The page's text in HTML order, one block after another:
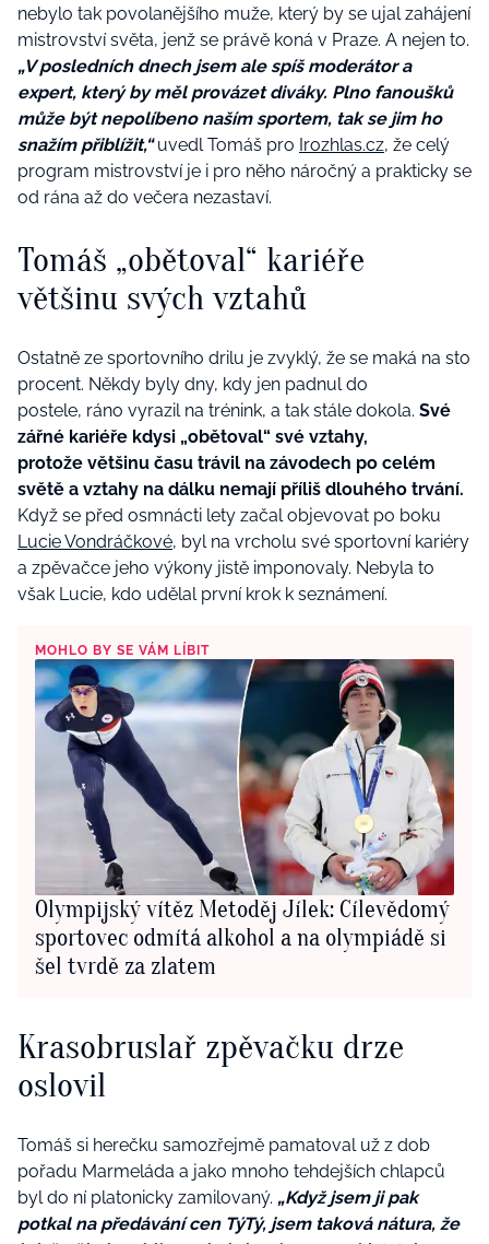
nebylo tak povolanějšího muže, který by se ujal zahájení
mistrovství světa, jenž se právě koná v Praze. A nejen to.
„V posledních dnech jsem ale spíš moderátor a
expert, který by měl provázet diváky. Plno fanoušků
může být nepolíbeno naším sportem, tak se jim ho
snažím přiblížit,“uvedl Tomáš pro Irozhlas.cz, že celý
program mistrovství je i pro něho náročný a prakticky se
od rána až do večera nezastaví.
Tomáš „obětoval“ kariéře
většinu svých vztahů
Ostatně ze sportovního drilu je zvyklý, že se maká na sto
procent. Někdy byly dny, kdy jen padnul do
postele, ráno vyrazil na trénink, a tak stále dokola. Své
zářné kariéře kdysi „obětoval“ své vztahy,
protože většinu času trávil na závodech po celém
světě a vztahy na dálku nemají příliš dlouhého trvání.
Když se před osmnácti lety začal objevovat po boku
Lucie Vondráčkové, byl na vrcholu své sportovní kariéry
a zpěvačce jeho výkony jistě imponovaly. Nebyla to
však Lucie, kdo udělal první krok k seznámení.
MOHLO BY SE VÁM LÍBIT
Olympijský vítěz Metoděj Jílek: Cílevědomý
sportovec odmítá alkohol a na olympiádě si
šel tvrdě za zlatem
Krasobruslař zpěvačku drze
oslovil
Tomáš si herečku samozřejmě pamatoval už z dob
pořadu Marmeláda a jako mnoho tehdejších chlapců
byl do ní platonicky zamilovaný. „Když jsem ji pak
potkal na předávání cen TýTý, jsem taková nátura, že